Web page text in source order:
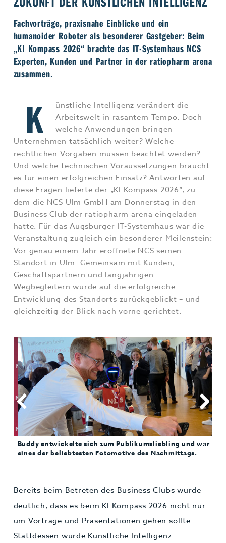
Jobs & Karriere
MEHR+
Fachvorträge, praxisnahe Einblicke und ein
humanoider Roboter als besonderer Gastgeber: Beim
„KI Kompass 2026“ brachte das IT-Systemhaus NCS
Experten, Kunden und Partner in der ratiopharm arena
zusammen.
K
ünstliche Intelligenz verändert die
Arbeitswelt in rasantem Tempo. Doch
welche Anwendungen bringen
Unternehmen tatsächlich weiter? Welche
rechtlichen Vorgaben müssen beachtet werden?
Und welche technischen Voraussetzungen braucht
es für einen erfolgreichen Einsatz? Antworten auf
diese Fragen lieferte der „KI Kompass 2026“, zu
dem die NCS Ulm GmbH am Donnerstag in den
Business Club der ratiopharm arena eingeladen
hatte. Für das Augsburger IT-Systemhaus war die
Veranstaltung zugleich ein besonderer Meilenstein:
Vor genau einem Jahr eröffnete NCS seinen
Standort in Ulm. Gemeinsam mit Kunden,
Geschäftspartnern und langjährigen
Wegbegleitern wurde auf die erfolgreiche
Entwicklung des Standorts zurückgeblickt – und
gleichzeitig der Blick nach vorne gerichtet.
Buddy entwickelte sich zum Publikumsliebling und war
eines der beliebtesten Fotomotive des Nachmittags.
Bereits beim Betreten des Business Clubs wurde
deutlich, dass es beim KI Kompass 2026 nicht nur
um Vorträge und Präsentationen gehen sollte.
Stattdessen wurde Künstliche Intelligenz